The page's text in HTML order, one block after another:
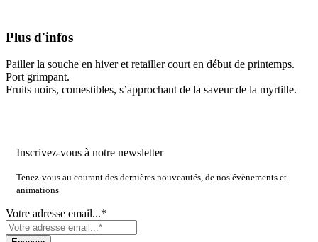
Plus d'infos
Pailler la souche en hiver et retailler court en début de printemps.
Port grimpant.
Fruits noirs, comestibles, s’approchant de la saveur de la myrtille.
Inscrivez-vous à notre newsletter
Tenez-vous au courant des dernières nouveautés, de nos évènements et
animations
Votre adresse email...*